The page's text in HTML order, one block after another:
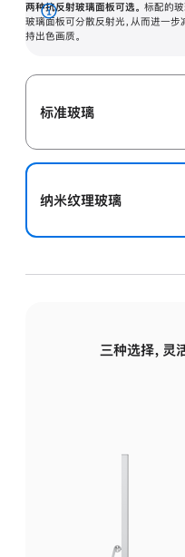
两种抗反射玻璃面板可选。 标配的玻
玻璃面板可分散反射光，从而进一
持出色画质。
展
开
标准玻璃
纳米纹理玻璃
三种选择，灵